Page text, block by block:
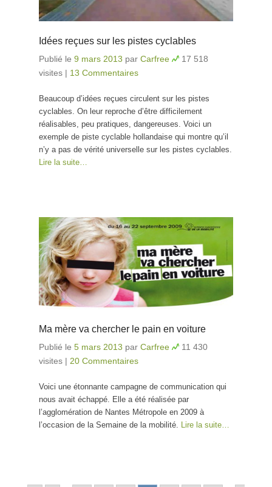
Idées reçues sur les pistes cyclables
Publié le 9 mars 2013 par Carfree
17 518
visites | 13 Commentaires
Beaucoup d’idées reçues circulent sur les pistes
cyclables. On leur reproche d’être difficilement
réalisables, peu pratiques, dangereuses. Voici un
exemple de piste cyclable hollandaise qui montre qu’il
n’y a pas de vérité universelle sur les pistes cyclables.
Lire la suite…
Ma mère va chercher le pain en voiture
Publié le 5 mars 2013 par Carfree
11 430
visites | 20 Commentaires
Voici une étonnante campagne de communication qui
nous avait échappé. Elle a été réalisée par
l’agglomération de Nantes Métropole en 2009 à
l’occasion de la Semaine de la mobilité. Lire la suite…